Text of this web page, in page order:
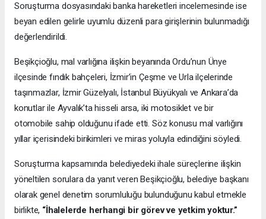
Soruşturma dosyasındaki banka hareketleri incelemesinde ise
beyan edilen gelirle uyumlu düzenli para girişlerinin bulunmadığı
değerlendirildi.
Beşikçioğlu, mal varlığına ilişkin beyanında Ordu’nun Ünye
ilçesinde fındık bahçeleri, İzmir’in Çeşme ve Urla ilçelerinde
taşınmazlar, İzmir Güzelyalı, İstanbul Büyükyalı ve Ankara’da
konutlar ile Ayvalık’ta hisseli arsa, iki motosiklet ve bir
otomobile sahip olduğunu ifade etti. Söz konusu mal varlığını
yıllar içerisindeki birikimleri ve miras yoluyla edindiğini söyledi.
Soruşturma kapsamında belediyedeki ihale süreçlerine ilişkin
yöneltilen sorulara da yanıt veren Beşikçioğlu, belediye başkanı
olarak genel denetim sorumluluğu bulunduğunu kabul etmekle
birlikte, “İhalelerde herhangi bir görev ve yetkim yoktur.”